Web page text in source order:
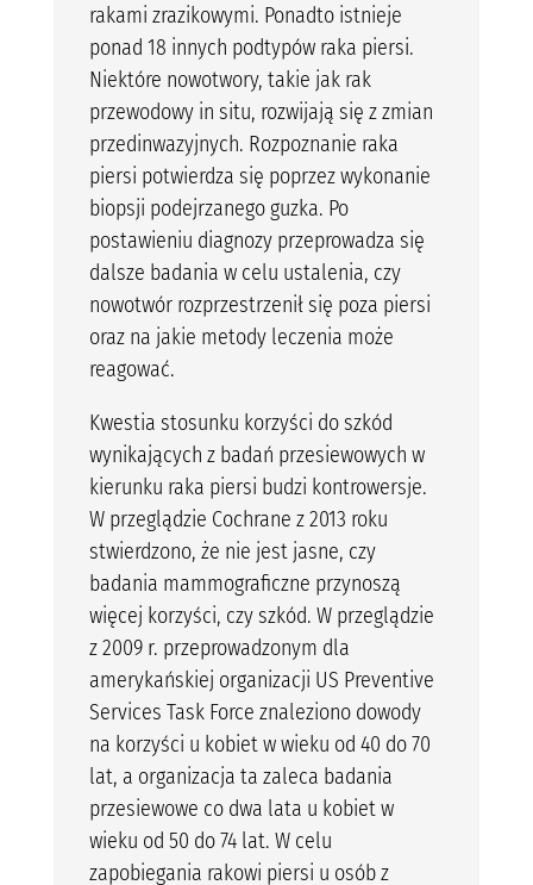
rakami zrazikowymi. Ponadto istnieje
ponad 18 innych podtypów raka piersi.
Niektóre nowotwory, takie jak rak
przewodowy in situ, rozwijają się z zmian
przedinwazyjnych. Rozpoznanie raka
piersi potwierdza się poprzez wykonanie
biopsji podejrzanego guzka. Po
postawieniu diagnozy przeprowadza się
dalsze badania w celu ustalenia, czy
nowotwór rozprzestrzenił się poza piersi
oraz na jakie metody leczenia może
reagować.
Kwestia stosunku korzyści do szkód
wynikających z badań przesiewowych w
kierunku raka piersi budzi kontrowersje.
W przeglądzie Cochrane z 2013 roku
stwierdzono, że nie jest jasne, czy
badania mammograficzne przynoszą
więcej korzyści, czy szkód. W przeglądzie
z 2009 r. przeprowadzonym dla
amerykańskiej organizacji US Preventive
Services Task Force znaleziono dowody
na korzyści u kobiet w wieku od 40 do 70
lat, a organizacja ta zaleca badania
przesiewowe co dwa lata u kobiet w
wieku od 50 do 74 lat. W celu
zapobiegania rakowi piersi u osób z